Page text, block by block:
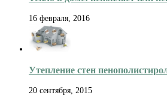
16 февраля, 2016
Утепление стен
20 сентября, 2015